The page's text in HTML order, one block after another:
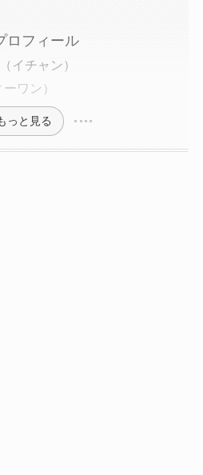
ロフィール
イチャン）
ワン）
っと見る